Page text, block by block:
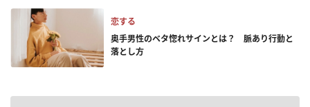
恋する
奥手男性のベタ惚れサインとは？ 脈あり行動と
落とし方